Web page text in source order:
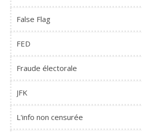
False Flag
FED
Fraude électorale
JFK
L'info non censurée